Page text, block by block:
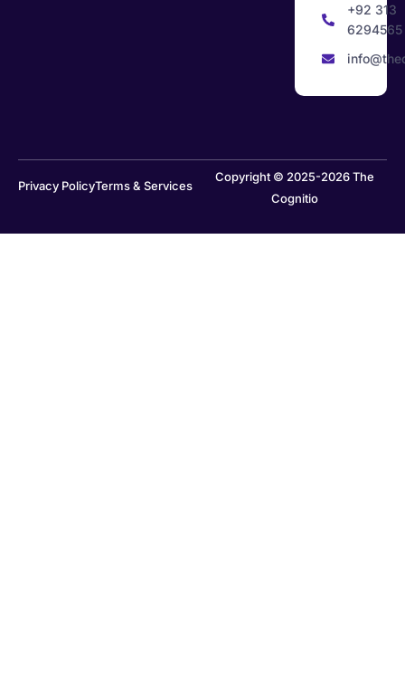
+92 313
6294565
Copyright © 2025-2026 The
Cognitio
Privacy PolicyTerms & Services